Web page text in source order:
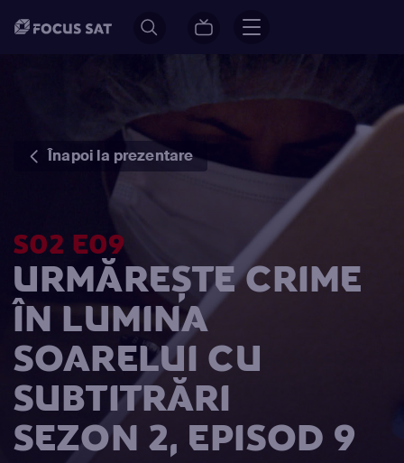
Înapoi la prezentare
S02 E09
URMĂREȘTE CRIME
ÎN LUMINA
SOARELUI CU
SUBTITRĂRI
SEZON 2, EPISOD 9